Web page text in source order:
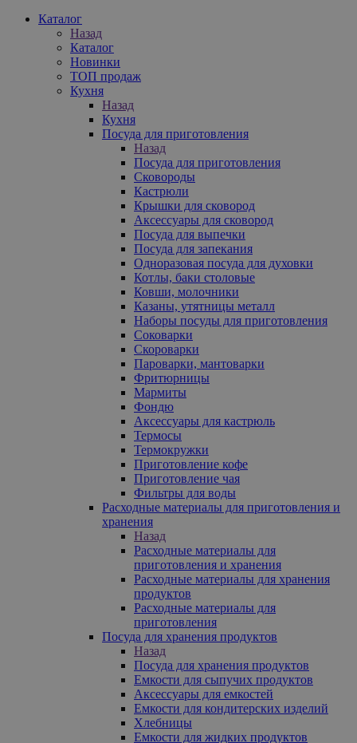
Каталог
Назад
Каталог
Новинки
ТОП продаж
Кухня
Назад
Кухня
Посуда для приготовления
Назад
Посуда для приготовления
Сковороды
Кастрюли
Крышки для сковород
Аксессуары для сковород
Посуда для выпечки
Посуда для запекания
Одноразовая посуда для духовки
Котлы, баки столовые
Ковши, молочники
Казаны, утятницы металл
Наборы посуды для приготовления
Соковарки
Скороварки
Пароварки, мантоварки
Фритюрницы
Мармиты
Фондю
Аксессуары для кастрюль
Термосы
Термокружки
Приготовление кофе
Приготовление чая
Фильтры для воды
Расходные материалы для приготовления и
хранения
Назад
Расходные материалы для
приготовления и хранения
Расходные материалы для хранения
продуктов
Расходные материалы для
приготовления
Посуда для хранения продуктов
Назад
Посуда для хранения продуктов
Емкости для сыпучих продуктов
Аксессуары для емкостей
Емкости для кондитерских изделий
Хлебницы
Емкости для жидких продуктов